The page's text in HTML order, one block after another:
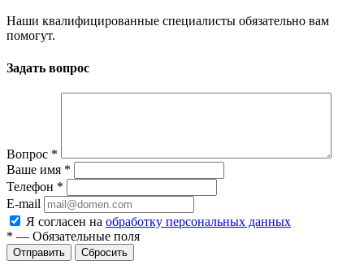
Наши квалифицированные специалисты обязательно вам
помогут.
Задать вопрос
Вопрос *
Ваше имя *
Телефон *
E-mail
Я согласен на обработку персональных данных
* — Обязательные поля
Отправить Сбросить